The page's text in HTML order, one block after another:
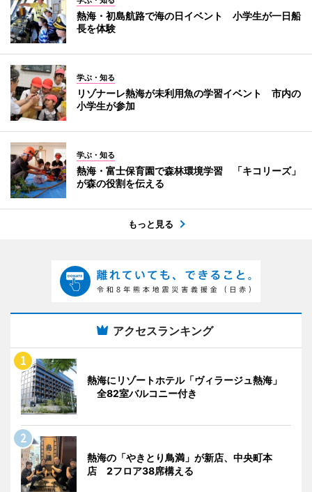
熱海・初島航路で海の日イベント 小学生が一日船
長を体験
学ぶ・知る
リゾナーレ熱海が未利用魚の学習イベント 市内の
小学生が参加
学ぶ・知る
熱海・富士保育園で森林環境学習 「キコリーズ」
が森の役割を伝える
もっと見る
アクセスランキング
熱海にリゾートホテル「ヴィラージュ熱海」
全82室バルコニー付き
熱海の「やきとり鳥満」が新店、中央町本
店 2フロア38席構える